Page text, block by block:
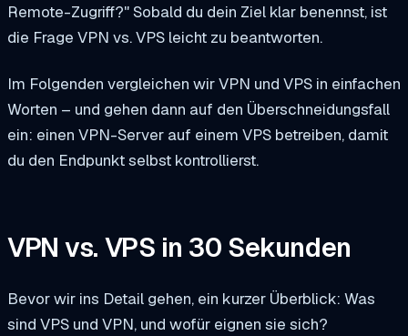
Remote-Zugriff?" Sobald du dein Ziel klar benennst, ist
die Frage VPN vs. VPS leicht zu beantworten.
Im Folgenden vergleichen wir VPN und VPS in einfachen
Worten – und gehen dann auf den Überschneidungsfall
ein: einen VPN-Server auf einem VPS betreiben, damit
du den Endpunkt selbst kontrollierst.
VPN vs. VPS in 30 Sekunden
Bevor wir ins Detail gehen, ein kurzer Überblick: Was
sind VPS und VPN, und wofür eignen sie sich?